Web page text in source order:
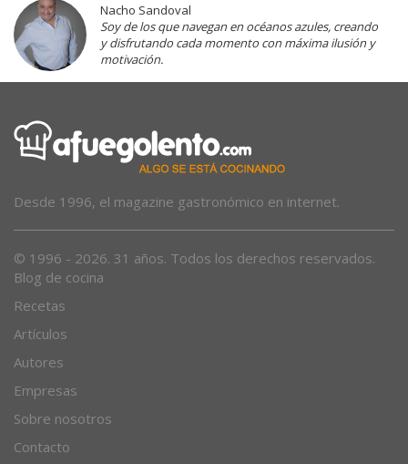
Nacho Sandoval
Soy de los que navegan en océanos azules, creando
y disfrutando cada momento con máxima ilusión y
motivación.
Desde 1996, el magazine gastronómico en internet.
© 1996 - 2026. 31 años. Todos los derechos reservados.
Blog de cocina
Recetas
Artículos
Autores
Empresas
Sobre nosotros
Contacto